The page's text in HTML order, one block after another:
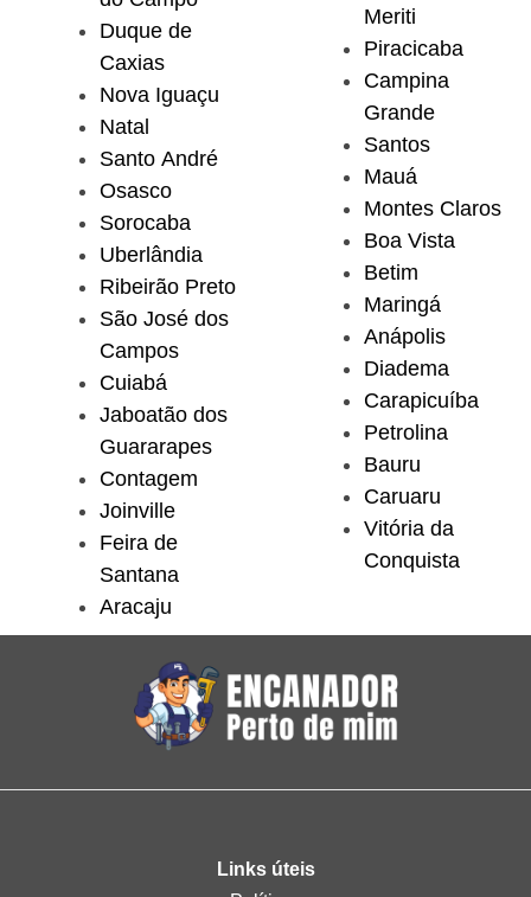
Duque de
Caxias
Nova Iguaçu
Natal
Santo André
Osasco
Sorocaba
Uberlândia
Ribeirão Preto
São José dos
Campos
Cuiabá
Jaboatão dos
Guararapes
Contagem
Joinville
Feira de
Santana
Aracaju
Meriti
Piracicaba
Campina
Grande
Santos
Mauá
Montes Claros
Boa Vista
Betim
Maringá
Anápolis
Diadema
Carapicuíba
Petrolina
Bauru
Caruaru
Vitória da
Conquista
Links úteis